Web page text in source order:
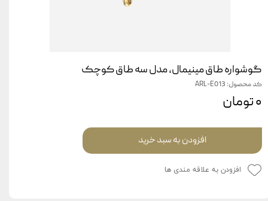
گوشواره طاق مینیمال، مدل سه طاق کوچک
کد محصول: ARL-E013
۰ تومان
افزودن به سبد خرید
افزودن به علاقه مندی ها